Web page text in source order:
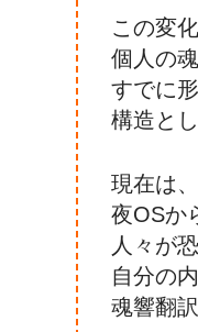
この変
個人の
すでに
構造と
現在は
夜OSか
人々が
自分の
魂響翻